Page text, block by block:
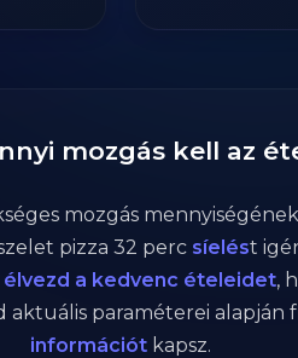
mozgás kell az
mozgás
pizza 32 perc síelést
élvezd a kedvenc ételeidet,
aktuális paraméterei alapján
információt kapsz.